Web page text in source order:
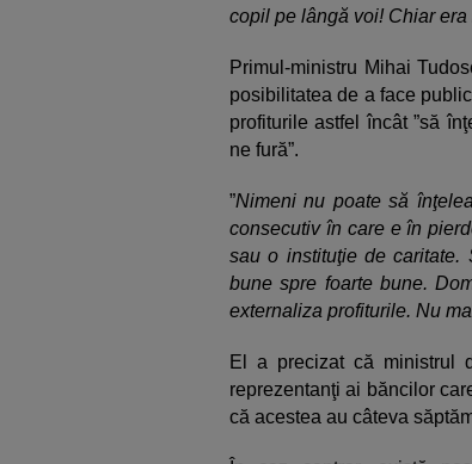
copil pe lângă voi! Chiar
Primul-ministru Mihai
posibilitatea de a face
profiturile astfel încât ”să
ne fură”.
”Nimeni nu poate să
consecutiv în care e în
sau o instituţie de caritate.
bune spre foarte bune.
externaliza profiturile. Nu
El a precizat că ministrul
reprezentanţi ai băncilor
că acestea au câteva